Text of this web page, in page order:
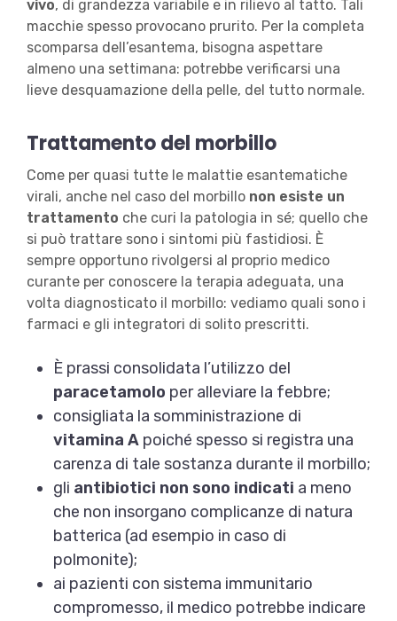
vivo, di grandezza variabile e in rilievo al tatto. Tali
macchie spesso provocano prurito. Per la completa
scomparsa dell’esantema, bisogna aspettare
almeno una settimana: potrebbe verificarsi una
lieve desquamazione della pelle, del tutto normale.
Trattamento del morbillo
Come per quasi tutte le malattie esantematiche
virali, anche nel caso del morbillo non esiste un
trattamento che curi la patologia in sé; quello che
si può trattare sono i sintomi più fastidiosi. È
sempre opportuno rivolgersi al proprio medico
curante per conoscere la terapia adeguata, una
volta diagnosticato il morbillo: vediamo quali sono i
farmaci e gli integratori di solito prescritti.
È prassi consolidata l’utilizzo del
paracetamolo per alleviare la febbre;
consigliata la somministrazione di
vitamina Apoiché spesso si registra una
carenza di tale sostanza durante il morbillo;
gli antibiotici non sono indicati a meno
che non insorgano complicanze di natura
batterica (ad esempio in caso di
polmonite);
ai pazienti con sistema immunitario
compromesso, il medico potrebbe indicare